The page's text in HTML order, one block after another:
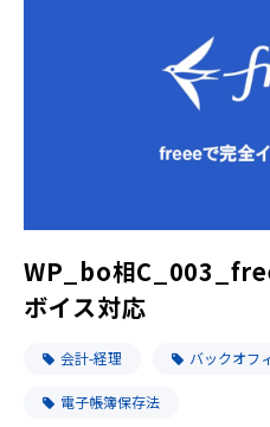
WP_bo相
ボイス対応
会計-経理 バックオフ
電子帳簿保存法